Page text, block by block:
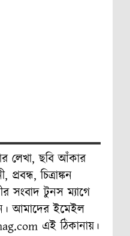
লেখা, ছবি আঁকার
চিত্রাঙ্কন
সংবাদ টুনস ম্যাগে
আমাদের ইমেইল
এই ঠিকানায়।